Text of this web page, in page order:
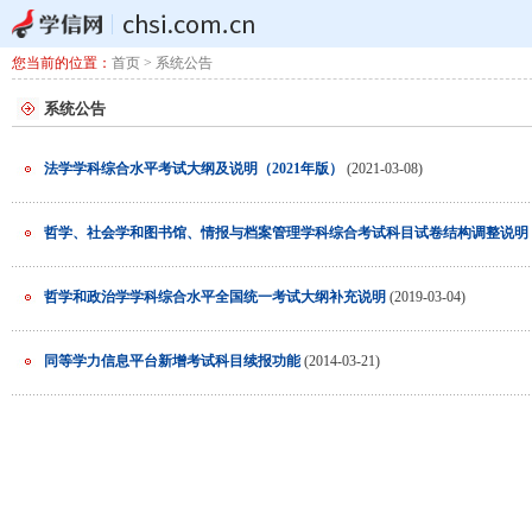
您当前的位置： 首页 > 系统公告
系统公告
法学学科综合水平考试大纲及说明（2021年版） (2021-03-08)
哲学、社会学和图书馆、情报与档案管理学科综合考试科目试卷结构调整说明
哲学和政治学学科综合水平全国统一考试大纲补充说明 (2019-03-04)
同等学力信息平台新增考试科目续报功能(2014-03-21)